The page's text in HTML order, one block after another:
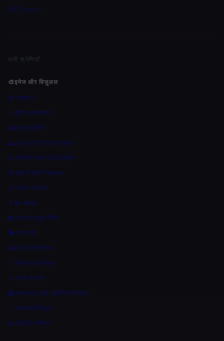
MCP server
सभी श्रेणियाँ
🎨इमेज और विज़ुअल
😎 अवतारों
🔬 इमेज अपस्केलर
🖼️ इमेज एडिटिंग
🌄 एआई आर्ट एंड इलस्ट्रेशन
🎲 एनिमेशन और 3डी मॉडलिंग
🔁 छवि से छवि में बदलाव
🖌️ टेक्स्ट से इमेज
👩‍🎤 पहनावा
📸 फ़ेस एंड ब्यूटी रेटिंग
🎭 फ़ेस स्वैप
🖼️ फ़ोटो रीस्टोरेशन
🪄 बैकग्राउंड रिमूवर
⚜️ लोगो जनरेटर
🏯 वास्तुकला और आंतरिक डिजाइन
💧 वॉटरमार्क रिमूवर
🪪 हेडशॉट जेनरेटर